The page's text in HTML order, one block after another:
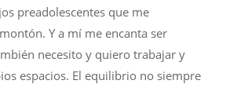
preadolescentes que me
Y a mí me encanta ser
necesito y quiero trabajar y
espacios. El equilibrio no siempre